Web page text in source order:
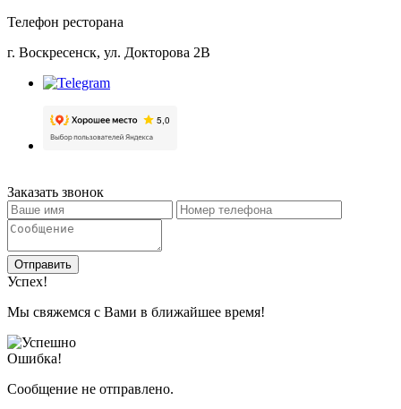
Телефон ресторана
г. Воскресенск, ул. Докторова 2B
Заказать звонок
Отправить
Успех!
Мы свяжемся с Вами в ближайшее время!
Ошибка!
Сообщение не отправлено.